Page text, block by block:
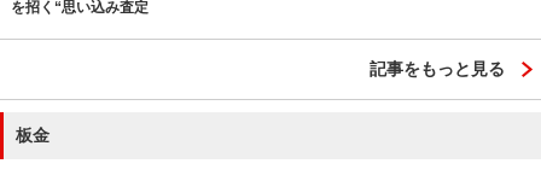
を招く“思い込み査定
記事をもっと見る
板金